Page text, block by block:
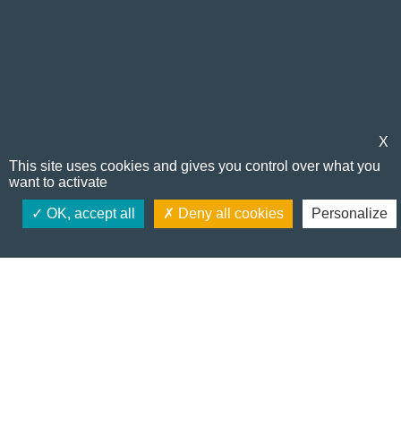
Suivez-nous
X
This site uses cookies and gives you control over what you
want to activate
OK, accept all Deny all cookies Personalize